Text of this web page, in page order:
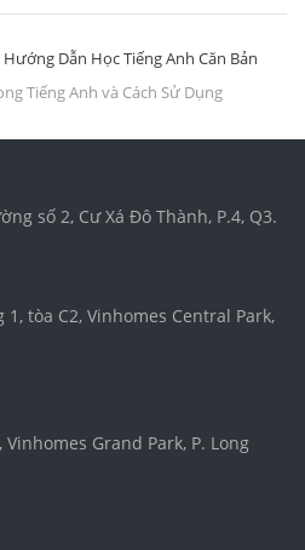
Hướng Dẫn Học Tiếng Anh Căn Bản
Tiếng Anh và Cách Sử Dụng
số 2, Cư Xá Đô Thành, P.4, Q3.
1, tòa C2, Vinhomes Central Park,
Vinhomes Grand Park, P. Long